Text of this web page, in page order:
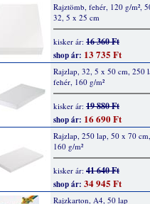
Rajztömb, fehér, 120 g/m²,
32, 5 x 25 cm
kisker ár: 16 360 Ft
shop ár: 13 735 Ft
Rajzlap, 32, 5 x 50 cm, 250
fehér, 160 g/m²
kisker ár: 19 880 Ft
shop ár: 16 690 Ft
Rajzlap, 250 lap, 50 x 70
160 g/m²
kisker ár: 41 640 Ft
shop ár: 34 945 Ft
Rajzkarton, A4, 50 lap